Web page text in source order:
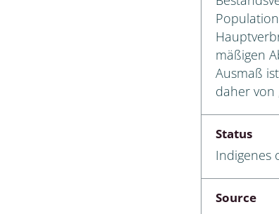
Diptera: Psychodidae
Diptera: Syrphidae
Arachnida: Araneae
mäßigen
Ausmaß
daher von
Status
Indigenes
Source